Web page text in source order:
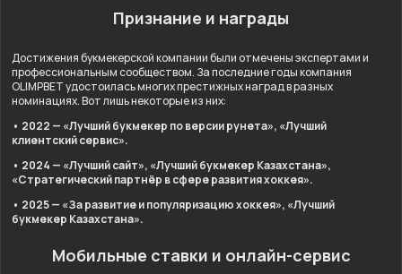
Признание и награды
Достижения букмекерской компании были отмечены экспертами и
профессиональным сообществом. За последние годы компания
OLIMPBET удостоилась многих престижных наград в разных
номинациях. Вот лишь некоторые из них:
• 2022 — «Лучший букмекер по версии рунета», «Лучший
клиентский сервис».
• 2024 — «Лучший сайт», «Лучший букмекер Казахстана»,
«Стратегический партнёр в сфере развития хоккея».
• 2025 — «За развитие и популяризацию хоккея», «Лучший
букмекер Казахстана».
Мобильные ставки и онлайн-сервис